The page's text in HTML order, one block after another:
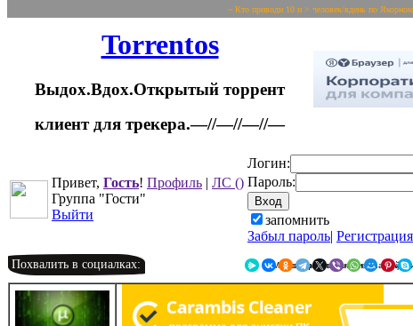
~ Кто приводи 10 и > человек/вдень по
Torrentos
Выдох.Вдох.Открытый торрент
клиент для трекера.—//—//—//—
Привет, Гость! Профиль | ЛС ()
Группа "Гости"
Выйти
Логин:
Пароль:
запомнить
Забыл пароль| Регистрация
Похвалить в социалках: Я.Мессенджер
ВКонтактеTelegram
X